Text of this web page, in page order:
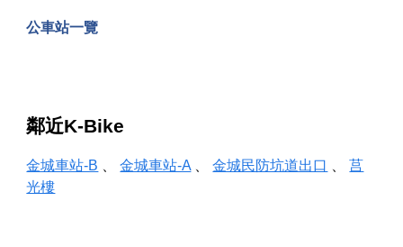
公車站一覽
鄰近K-Bike
金城車站-B 、金城車站-A 、金城民防坑道出口 、莒
光樓